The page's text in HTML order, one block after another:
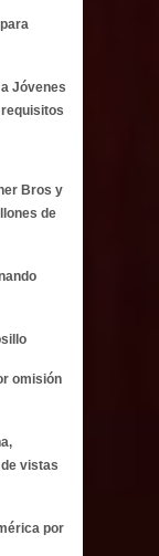
Jóvenes
Bros y
de
omisión
vistas
por